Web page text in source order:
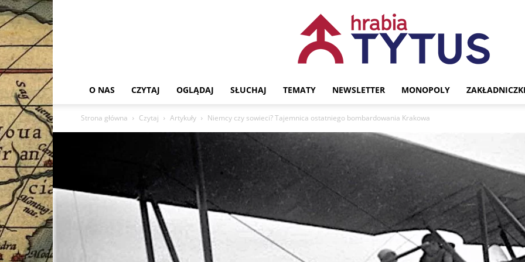
historyczny
Hrabia
O NAS CZYTAJ OGLĄDAJ SŁUCHAJ TEMATY NEWSLETTER MONOPOLY
Strona główna Czytaj Artykuły Niemcy czy sowieci? Tajemnica ostatniego bombardowania Krakowa